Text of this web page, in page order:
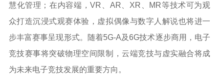
慧化管理；在内容端，VR、AR、XR、MR等技术可为观
众打造沉浸式观赛体验，虚拟偶像与数字人解说也将进一
步丰富赛事呈现形式。随着5G-A及6G技术逐步商用，电子
竞技赛事将突破物理空间限制，云端竞技与虚实融合将成
为未来电子竞技发展的重要方向。